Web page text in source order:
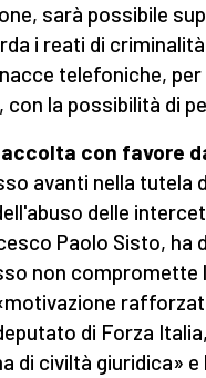
sarà possibile
i reati di
telefoniche, per
la possibilità di
con favore
avanti nella tutela
delle
Paolo Sisto, ha
non compromette
di Forza
di civiltà giuridica»